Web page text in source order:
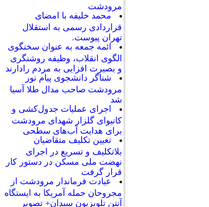
مرودشت
محمد خلیفه با امضای
قراردادی رسمی به استقلال
تهران پیوست.
ائمه جمعه به عنوان سخنگوی
الگوی انقلاب، وظیفه روشنگری
و بصیرت افزایی به مردم رادارند
شناگر دانشجوی پیام نور
مرودشت صاحب مدال طلا آسیا
شد
اجرای عملیات جدول‌کشی و
کانیوای گلزار شهدای مرودشت
برای هدایت آب‌های سطحی
تعیین تکلیف متقاضیان
بلاتکلیف و تسریع در اجرای
نهضت ملی مسکن در دستور کار
قرار گرفت
عیادت فرماندار مرودشت از
مجروحان حمله آمریکا به ایستگاه
آنتن تلویزیون سیدان+ تصویر